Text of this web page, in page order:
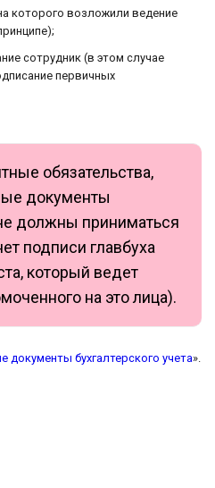
которого возложили ведение
сотрудник (в этом случае
первичных
обязательства,
документы
должны приниматься
подписи главбуха
который ведет
на это лица).
документы бухгалтерского учета».